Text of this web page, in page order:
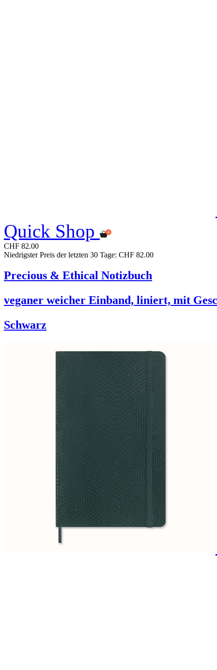
Quick Shop
CHF 82.00
Niedrigster Preis der letzten 30 Tage: CHF 82.00
Precious & Ethical Notizbuch
veganer weicher Einband, liniert, mit
Schwarz